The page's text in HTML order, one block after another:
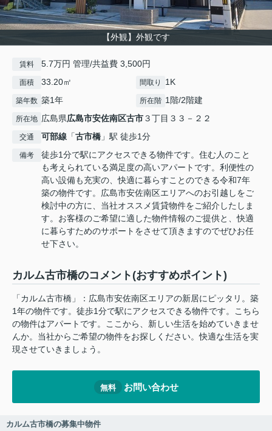
【外観】外観です
賃料 5.7万円 管理/共益費 3,500円
面積 33.20㎡ 間取り 1K
築年数 築1年 所在階 1階/2階建
所在地 広島県広島市安佐南区古市３丁目３３－２２
交通 可部線 「古市橋 」駅 徒歩1分
備考
徒歩1分で駅にアクセスできる物件です。住む人のこと
も考えられている満足度の高いアパートです。利便性の
高い設備も充実の、快適に暮らすことのできる令和7年
築の物件です。広島市安佐南区エリアへのお引越しをご
検討中の方に、当社オススメ賃貸物件をご紹介したしま
す。お客様のご希望に適した物件情報のご提供と、快適
に暮らすためのサポートをさせて頂きますのでぜひお任
せ下さい。
カルム古市橋のコメント(おすすめポイント)
「カルム古市橋」：広島市安佐南区エリアの新居にピッタリ。築
1年の物件です。徒歩1分で駅にアクセスできる物件です。こちら
の物件はアパートです。ここから、新しい生活を始めていきませ
んか。当社からご希望の物件をお探しください。快適な生活を実
現させていきましょう。
無料 お問い合わせ
カルム古市橋の募集中物件